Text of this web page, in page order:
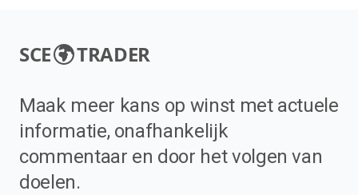
SCE TRADER
Maak meer kans op winst met actuele
informatie, onafhankelijk
commentaar en door het volgen van
doelen.